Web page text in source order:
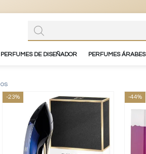
PERFUMES DE DISEÑADOR PERFUMES ÁRABES
-23% -44%